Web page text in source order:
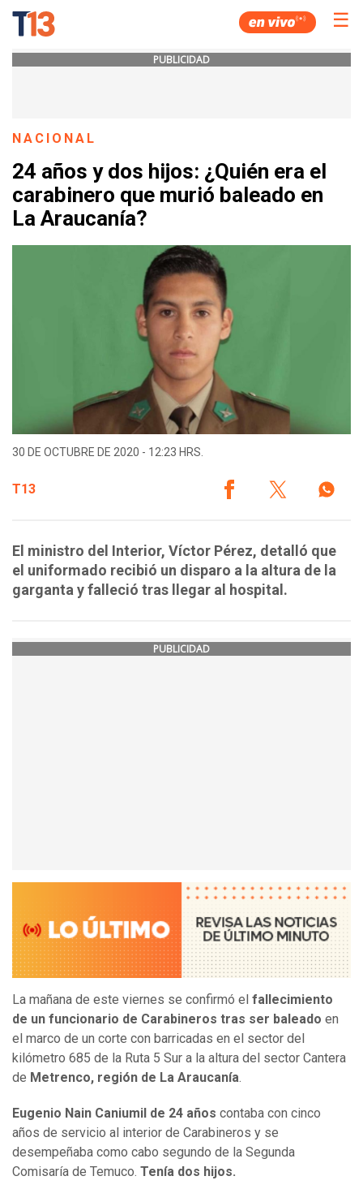
☰
PUBLICIDAD
NACIONAL
24 años y dos hijos: ¿Quién era el
carabinero que murió baleado en
La Araucanía?
30 DE OCTUBRE DE 2020 - 12:23 HRS.
T13
El ministro del Interior, Víctor Pérez, detalló que
el uniformado recibió un disparo a la altura de la
garganta y falleció tras llegar al hospital.
PUBLICIDAD
La mañana de este viernes se confirmó el fallecimiento
de un funcionario de Carabineros tras ser baleado en
el marco de un corte con barricadas en el sector del
kilómetro 685 de la Ruta 5 Sur a la altura del sector Cantera
de Metrenco, región de La Araucanía.
Eugenio Nain Caniumil de 24 años contaba con cinco
años de servicio al interior de Carabineros y se
desempeñaba como cabo segundo de la Segunda
Comisaría de Temuco. Tenía dos hijos.